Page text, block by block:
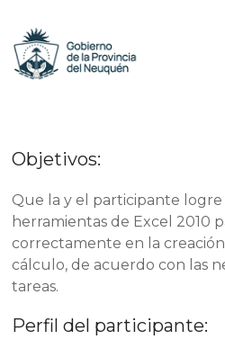
contenido
Formación
Neuquén
Objetivos:
Que la y el participante
herramientas de Excel 2010
correctamente en la
cálculo, de acuerdo con las
tareas.
Perfil del participante: